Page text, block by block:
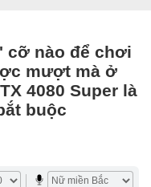
cỡ nào để chơi
mượt mà ở
4080 Super là
buộc